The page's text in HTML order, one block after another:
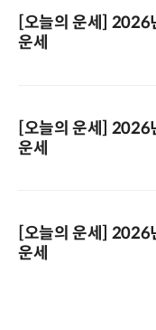
[오늘의 운세] 2026
운세
[오늘의 운세] 2026
운세
[오늘의 운세] 2026
운세